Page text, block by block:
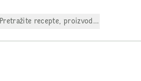
Pretražite recepte, proizvode itd.